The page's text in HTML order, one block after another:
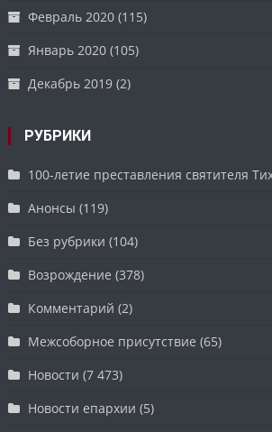
Февраль 2020 (115)
Январь 2020 (105)
Декабрь 2019 (2)
РУБРИКИ
100-летие преставления святителя
Анонсы (119)
Без рубрики (104)
Возрождение (378)
Комментарий (2)
Межсоборное присутствие (65)
Новости (7 473)
Новости епархии (5)